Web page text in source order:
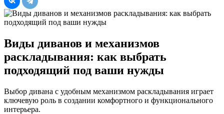
Виды диванов и механизмов
раскладывания: как выбрать
подходящий под ваши нужды
Выбор дивана с удобным механизмом раскладывания играет
ключевую роль в создании комфортного и функционального
интерьера.